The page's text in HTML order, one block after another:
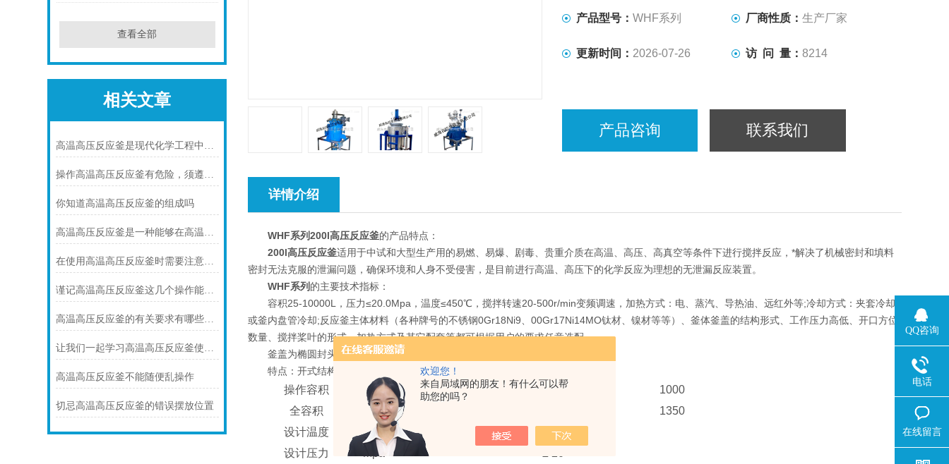
欢迎您！
来自局域网的朋友！有什么可以帮
助您的吗？
查看全部
相关文章
高温高压反应釜是现代化学工程中不可少的核心装备
操作高温高压反应釜有危险，须遵守安全操作规程
你知道高温高压反应釜的组成吗
高温高压反应釜是一种能够在高温高压下进行反应的实验设备
在使用高温高压反应釜时需要注意以下几点
谨记高温高压反应釜这几个操作能避免不必要的麻烦
高温高压反应釜的有关要求有哪些呢？
让我们一起学习高温高压反应釜使用管理制度
高温高压反应釜不能随便乱操作
切忌高温高压反应釜的错误摆放位置
产品型号： WHF系列 厂商性质：生产厂家
更新时间： 2026-07-26 访 问 量：8214
产品咨询 联系我们
详情介绍
WHF系列200l高压反应釜的产品特点：
200l高压反应釜适用于中试和大型生产用的易燃、易爆、剧毒、贵重介质在高温、高压、高真空等条件下进行搅拌反应，*解决了机械密封和填料
密封无法克服的泄漏问题，确保环境和人身不受侵害，是目前进行高温、高压下的化学反应为理想的无泄漏反应装置。
WHF系列 的主要技术指标：
容积25-10000L，压力≤20.0Mpa，温度≤450℃，搅拌转速20-500r/min变频调速，加热方式：电、蒸汽、导热油、远红外等;冷却方式：夹套冷却
或釜内盘管冷却;反应釜主体材料（各种牌号的不锈钢0Gr18Ni9、00Gr17Ni14MO钛材、镍材等等）、釜体釜盖的结构形式、工作压力高低、开口方位
数量、搅拌桨叶的形式、加热方式及其它配套等都可根据用户的要求任意选配。
釜盖为椭圆封头、端部法兰式结构
特点：开式结构、釜盖重量较轻，适用压力较低、容积较小的反应釜选用。
操作容积 L 200 300
1000
全容积
L
1350
设计温度
℃
250
设计压力
Mpa
QQ咨询
电话
在线留言